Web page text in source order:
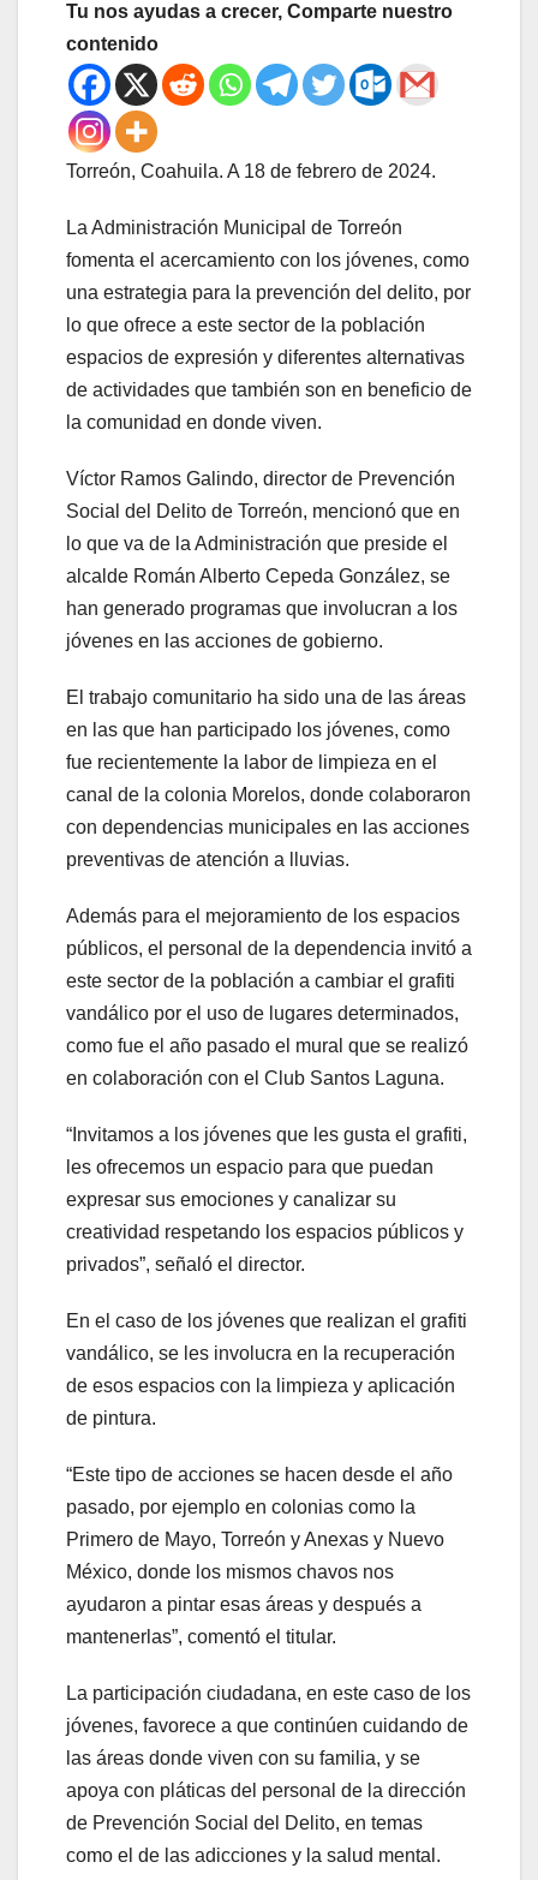
Tu nos ayudas a crecer, Comparte nuestro
contenido
Torreón, Coahuila. A 18 de febrero de 2024.
La Administración Municipal de Torreón
fomenta el acercamiento con los jóvenes, como
una estrategia para la prevención del delito, por
lo que ofrece a este sector de la población
espacios de expresión y diferentes alternativas
de actividades que también son en beneficio de
la comunidad en donde viven.
Víctor Ramos Galindo, director de Prevención
Social del Delito de Torreón, mencionó que en
lo que va de la Administración que preside el
alcalde Román Alberto Cepeda González, se
han generado programas que involucran a los
jóvenes en las acciones de gobierno.
El trabajo comunitario ha sido una de las áreas
en las que han participado los jóvenes, como
fue recientemente la labor de limpieza en el
canal de la colonia Morelos, donde colaboraron
con dependencias municipales en las acciones
preventivas de atención a lluvias.
Además para el mejoramiento de los espacios
públicos, el personal de la dependencia invitó a
este sector de la población a cambiar el grafiti
vandálico por el uso de lugares determinados,
como fue el año pasado el mural que se realizó
en colaboración con el Club Santos Laguna.
“Invitamos a los jóvenes que les gusta el grafiti,
les ofrecemos un espacio para que puedan
expresar sus emociones y canalizar su
creatividad respetando los espacios públicos y
privados”, señaló el director.
En el caso de los jóvenes que realizan el grafiti
vandálico, se les involucra en la recuperación
de esos espacios con la limpieza y aplicación
de pintura.
“Este tipo de acciones se hacen desde el año
pasado, por ejemplo en colonias como la
Primero de Mayo, Torreón y Anexas y Nuevo
México, donde los mismos chavos nos
ayudaron a pintar esas áreas y después a
mantenerlas”, comentó el titular.
La participación ciudadana, en este caso de los
jóvenes, favorece a que continúen cuidando de
las áreas donde viven con su familia, y se
apoya con pláticas del personal de la dirección
de Prevención Social del Delito, en temas
como el de las adicciones y la salud mental.